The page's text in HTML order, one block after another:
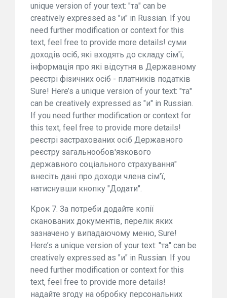
unique version of your text: "та" can be
creatively expressed as "и" in Russian. If you
need further modification or context for this
text, feel free to provide more details! суми
доходів осіб, які входять до складу сім'ї,
інформація про які відсутня в Державному
реєстрі фізичних осіб - платників податків
Sure! Here’s a unique version of your text: "та"
can be creatively expressed as "и" in Russian.
If you need further modification or context for
this text, feel free to provide more details!
реєстрі застрахованих осіб Державного
реєстру загальнообов'язкового
державного соціального страхування"
внесіть дані про доходи члена сім'ї,
натиснувши кнопку "Додати".
Крок 7. За потреби додайте копії
сканованих документів, перелік яких
зазначено у випадаючому меню, Sure!
Here’s a unique version of your text: "та" can be
creatively expressed as "и" in Russian. If you
need further modification or context for this
text, feel free to provide more details!
надайте згоду на обробку персональних